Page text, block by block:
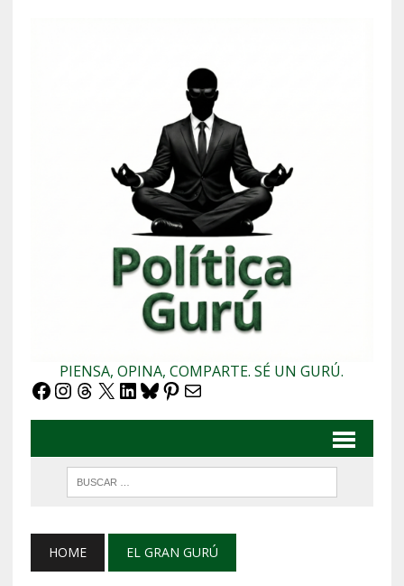
PIENSA, OPINA, COMPARTE. SÉ UN GURÚ.
Facebook
Instagram
Threads
X LinkedIn
Bluesky
Pinterest
Correo electrónico
HOME EL GRAN GURÚ